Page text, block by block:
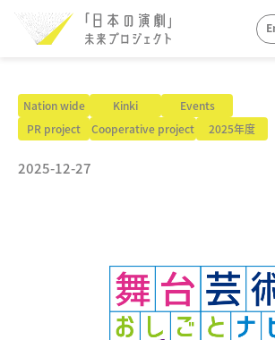
Nation wide Kinki
Events
PR project
Cooperative project 2025年度
2025-12-27